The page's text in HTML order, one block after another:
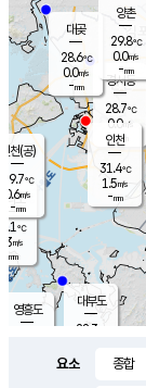
의도
℃
m/s
mm
영흥도
대부도
28.3
경서동
28.7℃
0.0m/s
-mm
대곶
28.6℃
0.0m/s
-mm
양촌
29.8℃
0.0m/s
-mm
인천(공)
29.7℃
0.6m/s
-mm
인천
31.4℃
1.5m/s
-mm
요소